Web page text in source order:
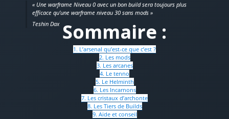
« Une warframe Niveau 0 avec un bon build sera toujours plus
efficace qu’une warframe niveau 30 sans mods »
Teshin Dax Sommaire :
1. L’arsenal qu’est-ce que c’est ?
2. Les mods
3. Les arcanes
4. Le tenno
5. Le Helminth
6. Les Incarnons
7. Les cristaux d’archonte
8. Les Tiers de Builds
9. Aide et conseil